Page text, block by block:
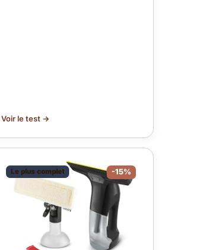
Voir le test →
Le plus complet -15%